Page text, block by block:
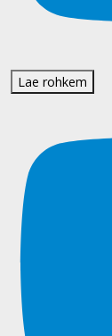
Lae rohkem